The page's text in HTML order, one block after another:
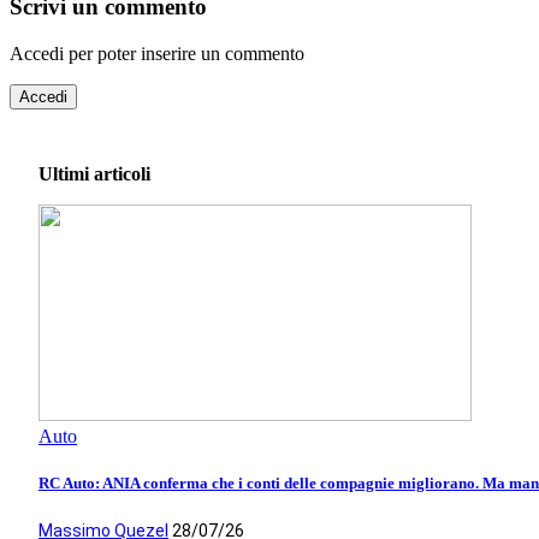
Scrivi un commento
Accedi per poter inserire un commento
Accedi
Ultimi articoli
Auto
RC Auto: ANIA conferma che i conti delle compagnie migliorano. Ma
Massimo Quezel 28/07/26